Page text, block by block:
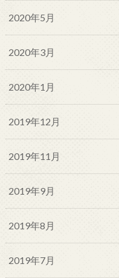
2020年5月
2020年3月
2020年1月
2019年12月
2019年11月
2019年9月
2019年8月
2019年7月